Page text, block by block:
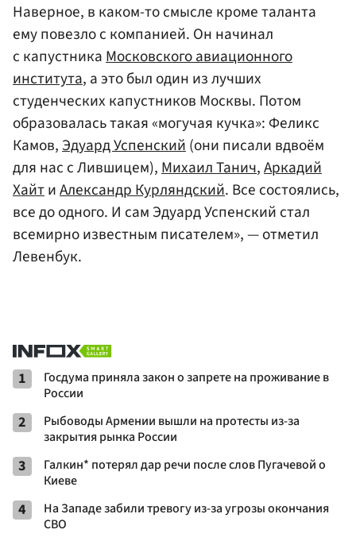
Наверное, в каком-то смысле кроме таланта
ему повезло с компанией. Он начинал
с капустникаМосковского авиационного
института, а это был один из лучших
студенческих капустников Москвы. Потом
образовалась такая «могучая кучка»: Феликс
Камов,Эдуард Успенский(они писали вдвоём
для нас с Лившицем),Михаил Танич,Аркадий
ХайтиАлександр Курляндский. Все состоялись,
все до одного. И сам Эдуард Успенский стал
всемирно известным писателем», — отметил
Левенбук.
1
Госдума приняла закон о запрете на проживание в
России
2
Рыбоводы Армении вышли на протесты из-за
закрытия рынка России
3
Галкин* потерял дар речи после слов Пугачевой о
Киеве
4
На Западе забили тревогу из-за угрозы окончания
СВО